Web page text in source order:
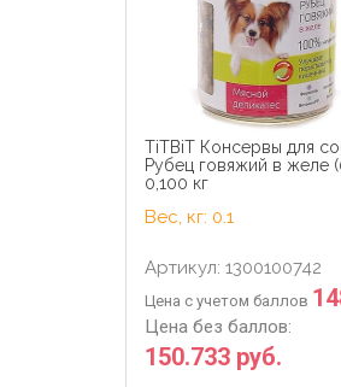
TiTBiT Консервы для
Рубец говяжий в желе
0,100 кг
Вес, кг: 0.1
Артикул: 1300100742
Цена с учетом баллов
Цена без баллов:
150.733 руб.